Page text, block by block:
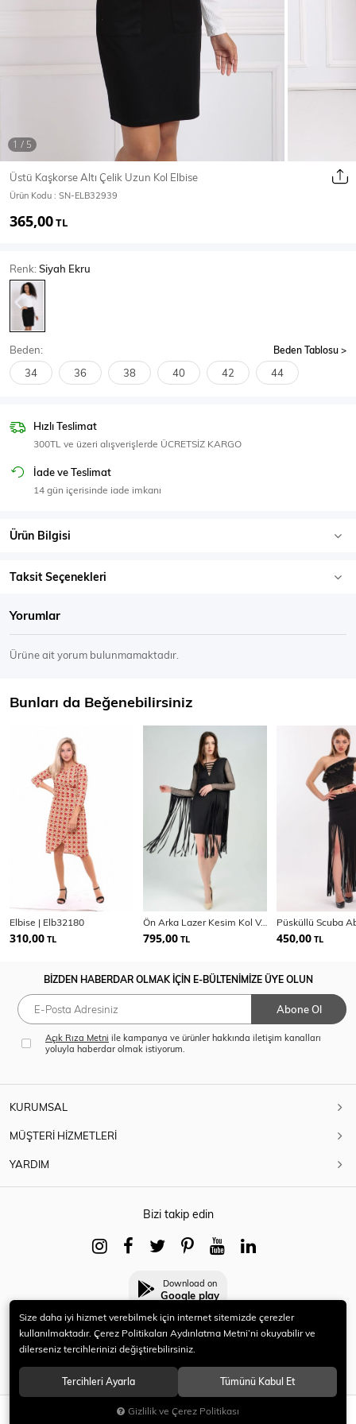
Yağmurluk
T-Shirt
Body
SPOR GİYİM
Eşofman Üstü
Üstü Kaşkorse Altı Çelik Uzun Kol Elbise
Ürün Kodu : SN-ELB32939
365,00TL
Renk:Siyah Ekru
Beden: Beden Tablosu
34 36 38 40 42 44
SEPETE EKLE
Hızlı Teslimat
300TL ve üzeri alışverişlerde ÜCRETSİZ KARGO
İade ve Teslimat
14 gün içerisinde iade imkanı
Ürün Bilgisi
Taksit Seçenekleri
Yorumlar
Ürüne ait yorum bulunmamaktadır.
Bunları da Beğenebilirsiniz
Elbise | Elb32180
310,00 TL
Ön Arka Lazer Kesim Kol Ve Arka Püsküllü Dalgıc Abiye Elbise | Elb31368
795,00 TL 450,00 TL
BİZDEN HABERDAR OLMAK İÇİN E-BÜLTENİMİZE ÜYE OLUN
Abone Ol
Açık Rıza Metni ile kampanya ve ürünler hakkında iletişim kanalları
yoluyla haberdar olmak istiyorum.
KURUMSAL
MÜŞTERİ HİZMETLERİ
YARDIM
Bizi takip edin
Download on
Google play
© 2021 HERYENİ. Tüm hakları saklıdır.
Size daha iyi hizmet verebilmek için internet sitemizde çerezler
kullanılmaktadır. Çerez Politikaları Aydınlatma Metni’ni okuyabilir ve
dilerseniz tercihlerinizi değiştirebilirsiniz.
Tercihleri Ayarla Tümünü Kabul Et
Gizlilik ve Çerez Politikası